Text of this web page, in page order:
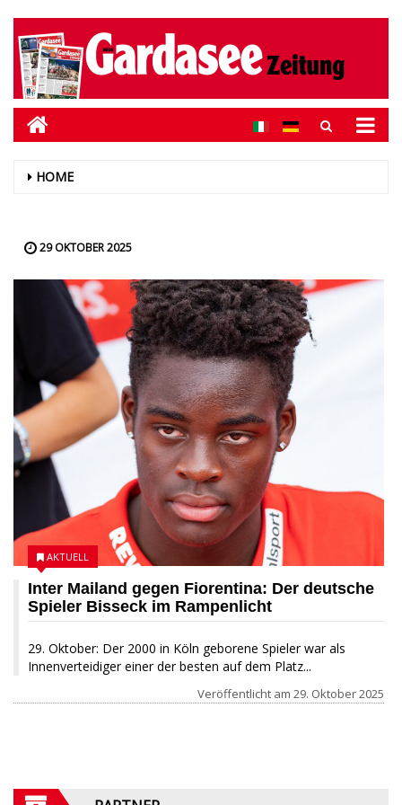
HOME
29 OKTOBER 2025
Inter Mailand gegen Fiorentina: Der deutsche
Spieler Bisseck im Rampenlicht
29. Oktober: Der 2000 in Köln geborene Spieler war als
Innenverteidiger einer der besten auf dem Platz...
AKTUELL
Veröffentlicht am 29. Oktober 2025